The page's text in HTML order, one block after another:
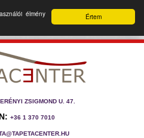
Értem
élmény
ZSIGMOND U. 47.
+36 1 370 7010